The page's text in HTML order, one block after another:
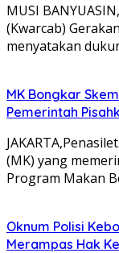
MUSI
(Kwarcab)
menyatakan
MK Bongkar
Pemerintah
(MK) yang
Program Makan
Oknum Polisi
Merampas Hak